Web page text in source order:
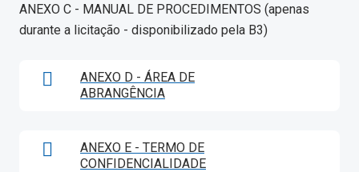
ANEXO C - MANUAL DE PROCEDIMENTOS (apenas
durante a licitação - disponibilizado pela B3)
ANEXO D - ÁREA DE
ABRANGÊNCIA
ANEXO E - TERMO DE
CONFIDENCIALIDADE